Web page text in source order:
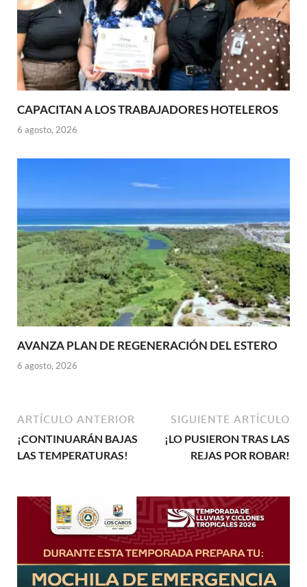
CAPACITAN A LOS TRABAJADORES HOTELEROS
6 agosto, 2026
AVANZA PLAN DE REGENERACIÓN DEL ESTERO
6 agosto, 2026
ARTÍCULO ANTERIOR
¡CONTINUARÁN BAJAS
LAS TEMPERATURAS!
SIGUIENTE ARTÍCULO
¡LO PUSIERON TRAS LAS
REJAS POR ROBAR!